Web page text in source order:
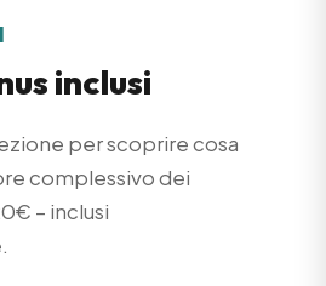
inclusi
per scoprire cosa
complessivo dei
– inclusi